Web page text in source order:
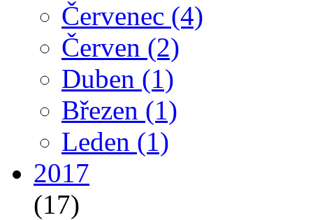
Červenec (4)
Červen (2)
Duben (1)
Březen (1)
Leden (1)
2017
(17)